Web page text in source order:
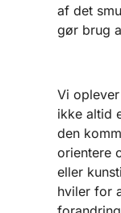
af det
gør brug
Vi
ikke altid
den
orientere
eller
hviler for